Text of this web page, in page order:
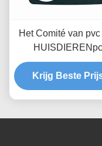
Het Comité van pvc
HUISDIERENpc
Grafische
3M467 Douane
Industriële
Krijg Beste